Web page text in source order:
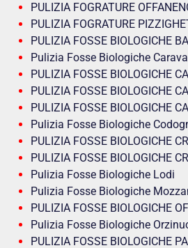
PULIZIA FOGRATURE
PULIZIA FOGRATURE
PULIZIA FOSSE BIOLOGICHE
Pulizia Fosse Biologiche
PULIZIA FOSSE BIOLOGICHE
PULIZIA FOSSE BIOLOGICHE
PULIZIA FOSSE BIOLOGICHE
Pulizia Fosse Biologiche
PULIZIA FOSSE BIOLOGICHE
PULIZIA FOSSE BIOLOGICHE
Pulizia Fosse Biologiche Lodi
Pulizia Fosse Biologiche
PULIZIA FOSSE BIOLOGICHE
Pulizia Fosse Biologiche
PULIZIA FOSSE BIOLOGICHE